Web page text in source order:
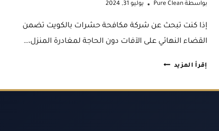
بواسطة Pure Clean يوليو 31, 2024
إذا كنت تبحث عن شركة مكافحة حشرات بالكويت تضمن
القضاء النهائي على الآفات دون الحاجة لمغادرة المنزل،…
إقرأ المزيد شركة
حشرات